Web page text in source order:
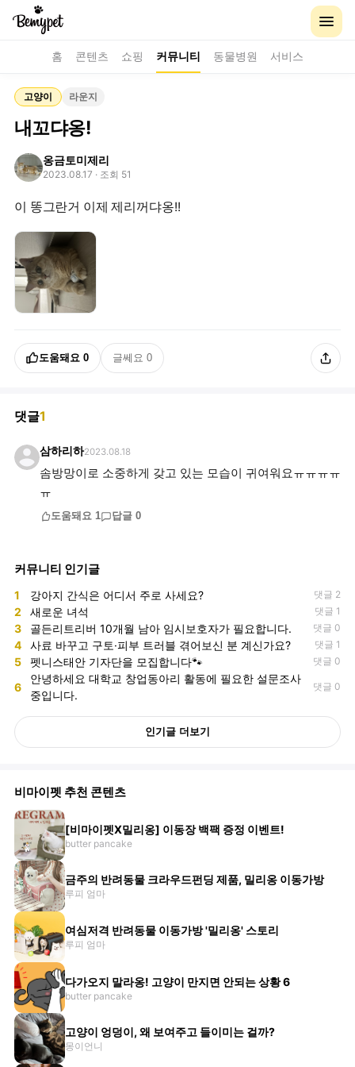
홈 콘텐츠 쇼핑 커뮤니티 동물병원 서비스
고양이 라운지
내꼬댜옹!
옹금토미제리
2023.08.17 · 조회 51
이 똥그란거 이제 제리꺼댜옹!!
도움돼요 0 글쎄요 0
댓글1
삼하리하2023.08.18
솜방망이로 소중하게 갖고 있는 모습이 귀여워요ㅠㅠㅠㅠ
ㅠ
도움돼요 1 답글 0
커뮤니티 인기글
1 강아지 간식은 어디서 주로 사세요? 댓글 2
2 새로운 녀석 댓글 1
3 골든리트리버 10개월 남아 임시보호자가 필요합니다. 댓글 0
4 사료 바꾸고 구토·피부 트러블 겪어보신 분 계신가요? 댓글 1
5 펫니스태안 기자단을 모집합니다🐾 댓글 0
6
안녕하세요 대학교 창업동아리 활동에 필요한 설문조사
중입니다.
댓글 0
인기글 더보기
비마이펫 추천 콘텐츠
[비마이펫X밀리옹] 이동장 백팩 증정 이벤트!
butter pancake
금주의 반려동물 크라우드펀딩 제품, 밀리옹 이동가방
루피 엄마
여심저격 반려동물 이동가방 '밀리옹' 스토리
루피 엄마
다가오지 말라옹! 고양이 만지면 안되는 상황 6
butter pancake
고양이 엉덩이, 왜 보여주고 들이미는 걸까?
몽이언니